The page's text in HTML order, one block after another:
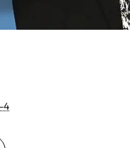
4